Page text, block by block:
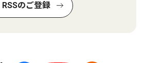
RSSのご登録